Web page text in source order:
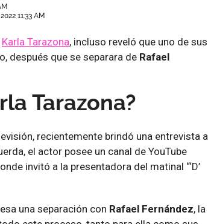
11:33 AM
Karla Tarazona, incluso reveló que uno de sus
después que se separara de Rafael
Tarazona?
recientemente brindó una entrevista a
el actor posee un canal de YouTube
invitó a la presentadora del matinal “‘D’
una separación con Rafael Fernández, la